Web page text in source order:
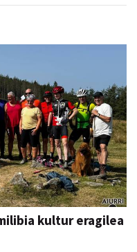
kultur eragilea